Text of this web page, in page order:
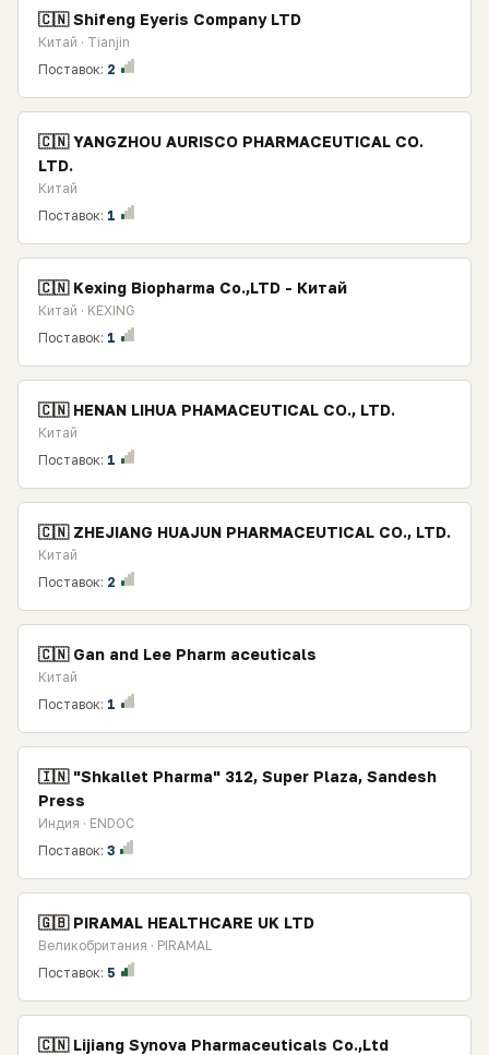
🇨🇳 Shifeng Eyeris Company LTD
Китай · Tianjin
Поставок: 2
🇨🇳 YANGZHOU AURISCO PHARMACEUTICAL CO.
LTD.
Китай
Поставок: 1
🇨🇳 Kexing Biopharma Co.,LTD - Китай
Китай · KEXING
Поставок: 1
🇨🇳 HENAN LIHUA PHAMACEUTICAL CO., LTD.
Китай
Поставок: 1
🇨🇳 ZHEJIANG HUAJUN PHARMACEUTICAL CO., LTD.
Китай
Поставок: 2
🇨🇳 Gan and Lee Pharm aceuticals
Китай
Поставок: 1
🇮🇳 "Shkallet Pharma" 312, Super Plaza, Sandesh
Press
Индия · ENDOC
Поставок: 3
🇬🇧 PIRAMAL HEALTHCARE UK LTD
Великобритания · PIRAMAL
Поставок: 5
🇨🇳 Lijiang Synova Pharmaceuticals Со.,Ltd